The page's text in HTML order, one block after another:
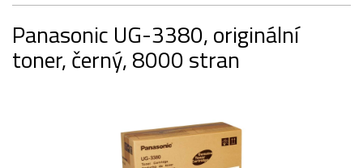
Panasonic UG-3380, originální
toner, černý, 8000 stran